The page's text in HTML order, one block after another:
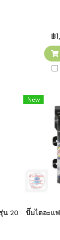
฿
น 200 GPD +
New
ปั๊มไดอะแฟ